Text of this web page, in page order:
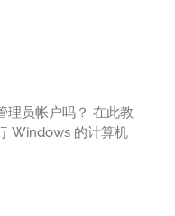
理员帐户吗？ 在此教
Windows 的计算机